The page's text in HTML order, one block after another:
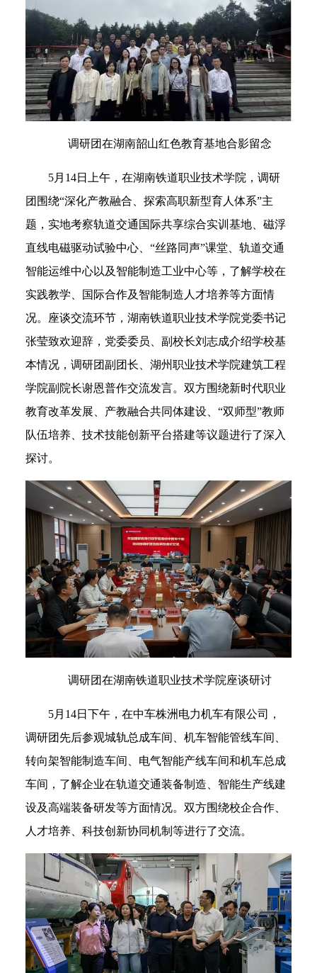
调研团在湖南韶山红色教育基地合影留念
5月14日上午，在湖南铁道职业技术学院，调研
团围绕“深化产教融合、探索高职新型育人体系”主
题，实地考察轨道交通国际共享综合实训基地、磁浮
直线电磁驱动试验中心、“丝路同声”课堂、轨道交通
智能运维中心以及智能制造工业中心等，了解学校在
实践教学、国际合作及智能制造人才培养等方面情
况。座谈交流环节，湖南铁道职业技术学院党委书记
张莹致欢迎辞，党委委员、副校长刘志成介绍学校基
本情况，调研团副团长、湖州职业技术学院建筑工程
学院副院长谢恩普作交流发言。双方围绕新时代职业
教育改革发展、产教融合共同体建设、“双师型”教师
队伍培养、技术技能创新平台搭建等议题进行了深入
探讨。
调研团在湖南铁道职业技术学院座谈研讨
5月14日下午，在中车株洲电力机车有限公司，
调研团先后参观城轨总成车间、机车智能管线车间、
转向架智能制造车间、电气智能产线车间和机车总成
车间，了解企业在轨道交通装备制造、智能生产线建
设及高端装备研发等方面情况。双方围绕校企合作、
人才培养、科技创新协同机制等进行了交流。